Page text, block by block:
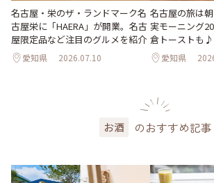
名古屋・栄のザ・ランドマーク名
古屋栄に「HAERA」が開業。名古
屋限定品など注目のグルメを紹介
愛知県 2026.07.10
名古屋の旅は
実モーニング
倉トーストも♪
愛知県
お酒 のおすすめ記事